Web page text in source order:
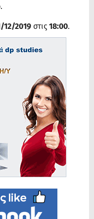
12/2019 στις 18:00.